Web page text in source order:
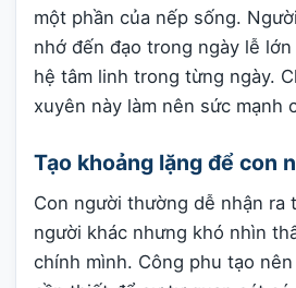
một phần của nếp sống.
nhớ đến đạo trong ngày lễ
hệ tâm linh trong từng ngày.
xuyên này làm nên sức mạnh
Tạo khoảng lặng để con
Con người thường dễ nhận ra
người khác nhưng khó nhìn
chính mình. Công phu tạo